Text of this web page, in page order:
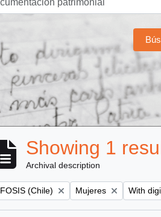
Showing 1
Archival description
Remove filter:
FOSIS (Chile) Remove filter:
Mujeres With